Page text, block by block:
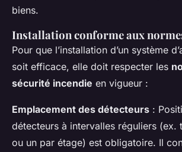
biens.
Installation conforme aux
Pour que l’installation d’un système
soit efficace, elle doit respecter les
sécurité incendie en vigueur :
Emplacement des détecteurs :
détecteurs à intervalles réguliers (ex.
ou un par étage) est obligatoire. Il